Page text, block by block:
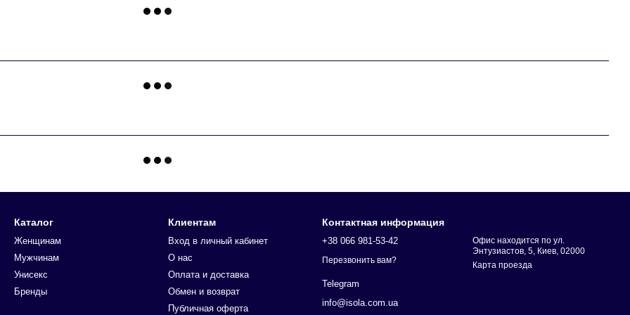
Каталог
Женщинам
Мужчинам
Унисекс
Бренды
Клиентам
Вход в личный кабинет
О нас
Оплата и доставка
Обмен и возврат
Публичная оферта
Контактная информация
+38 066 981-53-42
Перезвонить вам?
Telegram
info@isola.com.ua
Офис находится по ул.
Энтузиастов, 5, Киев, 02000
Карта проезда